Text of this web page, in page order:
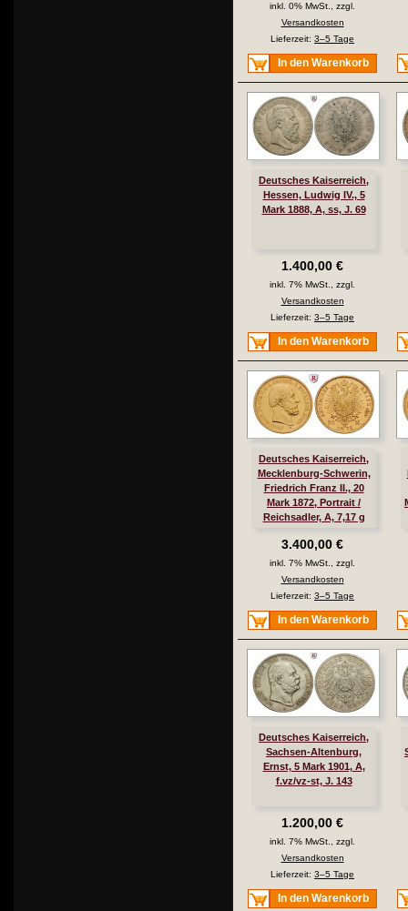
inkl. 0% MwSt., zzgl.
Versandkosten
Lieferzeit: 3–5 Tage
In den Warenkorb
Deutsches Kaiserreich,
Hessen, Ludwig IV., 5
Mark 1888, A, ss, J. 69
1.400,00 €
inkl. 7% MwSt., zzgl.
Versandkosten
Lieferzeit: 3–5 Tage
In den Warenkorb
Deutsches Kaiserreich,
Mecklenburg-Schwerin,
Friedrich Franz II., 20
Mark 1872, Portrait /
Reichsadler, A, 7,17 g
3.400,00 €
inkl. 7% MwSt., zzgl.
Versandkosten
Lieferzeit: 3–5 Tage
In den Warenkorb
Deutsches Kaiserreich,
Sachsen-Altenburg,
Ernst, 5 Mark 1901, A,
f.vz/vz-st, J. 143
1.200,00 €
inkl. 7% MwSt., zzgl.
Versandkosten
Lieferzeit: 3–5 Tage
In den Warenkorb